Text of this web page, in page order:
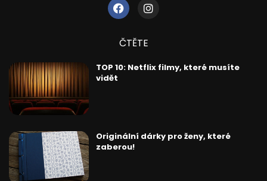
ČTĚTE
TOP 10: Netflix filmy, které musíte
vidět
Originální dárky pro ženy, které
zaberou!